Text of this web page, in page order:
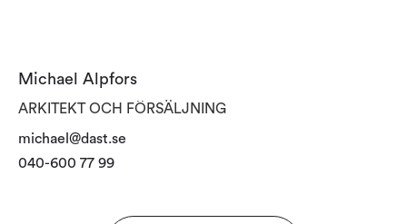
Michael Alpfors
ARKITEKT OCH FÖRSÄLJNING
michael@dast.se
040-600 77 99